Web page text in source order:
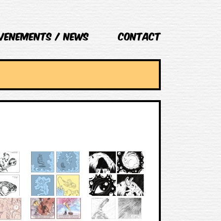
/ NEWS Contact